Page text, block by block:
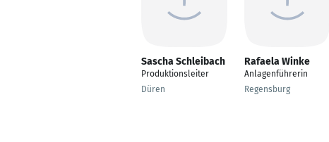
Sascha Schleibach
Produktionsleiter
Düren
Rafaela Winke
Anlagenführerin
Regensburg